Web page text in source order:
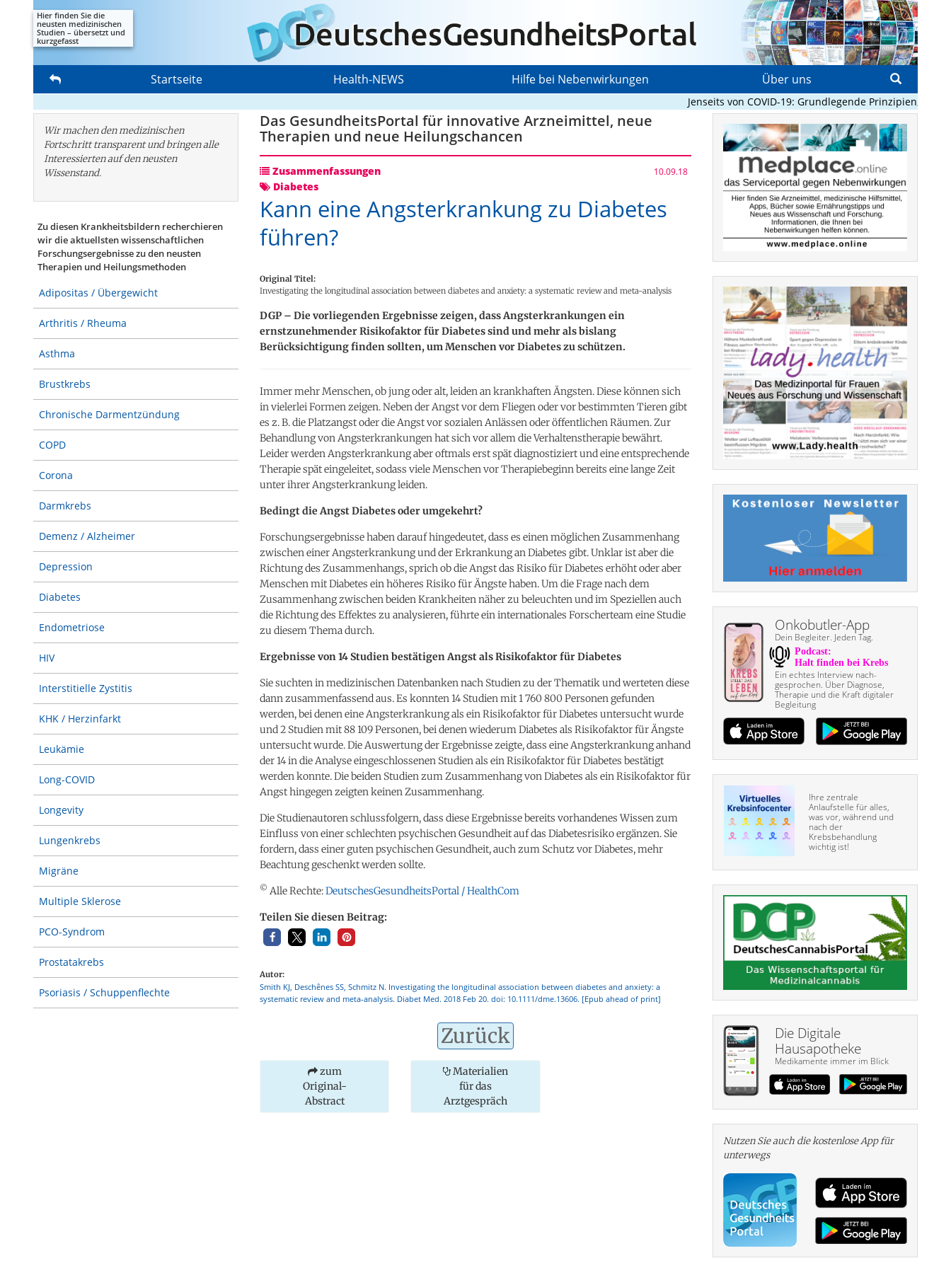
Hier finden Sie die
neusten medizinischen
Studien – übersetzt und
kurzgefasst
Startseite Health-NEWS Hilfe bei Nebenwirkungen Über uns
Jenseits von COVID-19: Grundlegende Prinzipien, die
Wir machen den medizinischen
Fortschritt transparent und bringen alle
Interessierten auf den neusten
Wissenstand.
Zu diesen Krankheitsbildern recherchieren
wir die aktuellsten wissenschaftlichen
Forschungs­ergebnisse zu den neusten
Therapien und Heilungsmethoden
Adipositas / Übergewicht
Arthritis / Rheuma
Asthma
Brustkrebs
Chronische Darmentzündung
COPD
Corona
Darmkrebs
Demenz / Alzheimer
Depression
Diabetes
Endometriose
HIV
Interstitielle Zystitis
KHK / Herzinfarkt
Leukämie
Long-COVID
Longevity
Lungenkrebs
Migräne
Multiple Sklerose
PCO-Syndrom
Prostatakrebs
Psoriasis / Schuppenflechte
Das GesundheitsPortal für innovative Arzneimittel, neue
Therapien und neue Heilungschancen
Zusammenfassungen 10.09.18
Diabetes
Kann eine Angsterkrankung zu Diabetes
führen?
Original Titel:
Investigating the longitudinal association between diabetes and anxiety: a systematic review and meta-analysis
DGP – Die vorliegenden Ergebnisse zeigen, dass Angsterkrankungen ein
ernstzunehmender Risikofaktor für Diabetes sind und mehr als bislang
Berücksichtigung finden sollten, um Menschen vor Diabetes zu schützen.
Immer mehr Menschen, ob jung oder alt, leiden an krankhaften Ängsten. Diese können sich
in vielerlei Formen zeigen. Neben der Angst vor dem Fliegen oder vor bestimmten Tieren gibt
es z. B. die Platzangst oder die Angst vor sozialen Anlässen oder öffentlichen Räumen. Zur
Behandlung von Angsterkrankungen hat sich vor allem die Verhaltenstherapie bewährt.
Leider werden Angsterkrankung aber oftmals erst spät diagnostiziert und eine entsprechende
Therapie spät eingeleitet, sodass viele Menschen vor Therapiebeginn bereits eine lange Zeit
unter ihrer Angsterkrankung leiden.
Bedingt die Angst Diabetes oder umgekehrt?
Forschungsergebnisse haben darauf hingedeutet, dass es einen möglichen Zusammenhang
zwischen einer Angsterkrankung und der Erkrankung an Diabetes gibt. Unklar ist aber die
Richtung des Zusammenhangs, sprich ob die Angst das Risiko für Diabetes erhöht oder aber
Menschen mit Diabetes ein höheres Risiko für Ängste haben. Um die Frage nach dem
Zusammenhang zwischen beiden Krankheiten näher zu beleuchten und im Speziellen auch
die Richtung des Effektes zu analysieren, führte ein internationales Forscherteam eine Studie
zu diesem Thema durch.
Ergebnisse von 14 Studien bestätigen Angst als Risikofaktor für Diabetes
Sie suchten in medizinischen Datenbanken nach Studien zu der Thematik und werteten diese
dann zusammenfassend aus. Es konnten 14 Studien mit 1 760 800 Personen gefunden
werden, bei denen eine Angsterkrankung als ein Risikofaktor für Diabetes untersucht wurde
und 2 Studien mit 88 109 Personen, bei denen wiederum Diabetes als Risikofaktor für Ängste
untersucht wurde. Die Auswertung der Ergebnisse zeigte, dass eine Angsterkrankung anhand
der 14 in die Analyse eingeschlossenen Studien als ein Risikofaktor für Diabetes bestätigt
werden konnte. Die beiden Studien zum Zusammenhang von Diabetes als ein Risikofaktor für
Angst hingegen zeigten keinen Zusammenhang.
Die Studienautoren schlussfolgern, dass diese Ergebnisse bereits vorhandenes Wissen zum
Einfluss von einer schlechten psychischen Gesundheit auf das Diabetesrisiko ergänzen. Sie
fordern, dass einer guten psychischen Gesundheit, auch zum Schutz vor Diabetes, mehr
Beachtung geschenkt werden sollte.
© Alle Rechte:DeutschesGesundheitsPortal / HealthCom
Teilen Sie diesen Beitrag:
Autor:
Smith KJ, Deschênes SS, Schmitz N. Investigating the longitudinal association between diabetes and anxiety: a
systematic review and meta-analysis. Diabet Med. 2018 Feb 20. doi: 10.1111/dme.13606. [Epub ahead of print]
Zurück
zum
Original-
Abstract
Materialien
für das
Arztgespräch
Onkobutler-App
Dein Begleiter. Jeden Tag.
Ein echtes Interview nach­
gesprochen. Über Diagnose,
Therapie und die Kraft digitaler
Begleitung
Ihre zentrale
Anlaufstelle für alles,
was vor, während und
nach der
Krebsbehandlung
wichtig ist!
Die Digitale
Hausapotheke
Medikamente immer im Blick
Nutzen Sie auch die kosten­lose App für
unterwegs